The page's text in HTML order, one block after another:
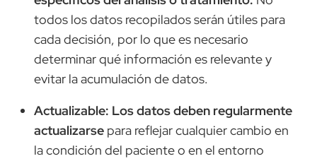
todos los datos recopilados serán útiles para
cada decisión, por lo que es necesario
determinar qué información es relevante y
evitar la acumulación de datos.
Actualizable: Los datos deben regularmente
actualizarse para reflejar cualquier cambio en
la condición del paciente o en el entorno